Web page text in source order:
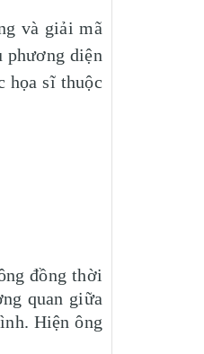
và giải mã
phương diện
họa sĩ thuộc
đồng thời
quan giữa
Hiện ông